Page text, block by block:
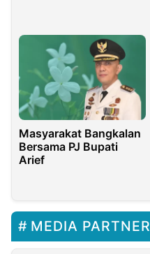
Masyarakat Bangkalan
Bersama PJ Bupati
Arief
MEDIA PARTNER